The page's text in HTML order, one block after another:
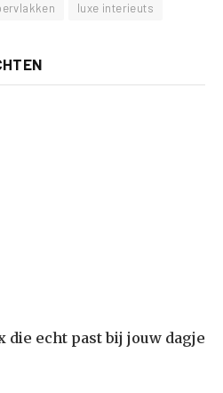
luxe interieuts
die echt past bij jouw dagje